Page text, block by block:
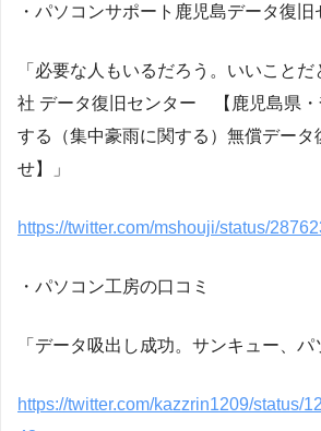
・パソコンサポート鹿児島データ復旧
「必要な人もいるだろう。いいこと
社 データ復旧センター 【鹿児島県・
する（集中豪雨に関する）無償データ
せ】」
https://twitter.com/mshouji/status/
・パソコン工房の口コミ
「データ吸出し成功。サンキュー、パ
https://twitter.com/kazzrin1209/status/